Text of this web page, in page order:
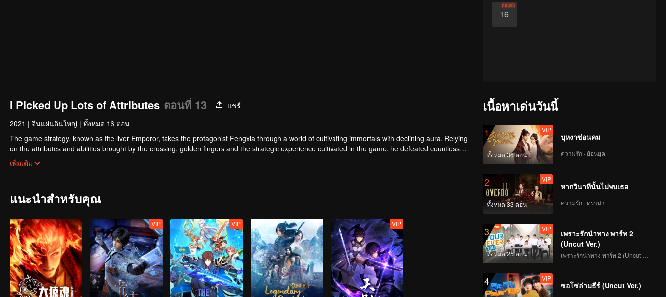
16
ตอนจบ
I Picked Up Lots of Attributes ตอนที่ 13
แชร์
2021 | จีนแผ่นดินใหญ่ | ทั้งหมด 16 ตอน
The game strategy, known as the liver Emperor, takes the protagonist Fengxia through a world of cultivating immortals with declining aura. Relying
on the attributes and abilities brought by the crossing, golden fingers and the strategic experience cultivated in the game, he defeated countless
powerful enemies along the way and gained countless skills. He first solved the internal and external troubles of Qianqiu Valley and defeated the
เพิ่มเติม
แนะนำสำหรับคุณ
VIP VIP VIP
เนื้อหาเด่นวันนี้
1
ทั้งหมด 36 ตอน
VIP
บุหงาซ่อนคม
ความรัก · ย้อนยุค
2
ทั้งหมด 33 ตอน
VIP
หากวินาทีนั้นไม่พบเธอ
ความรัก · ดราม่า
3
ทั้งหมด 25 ตอน
VIP
เพราะรักนำทาง พาร์ท 2
(Uncut Ver.)
4 VIP
ซอโซ่ล่ามธีร์ (Uncut Ver.)